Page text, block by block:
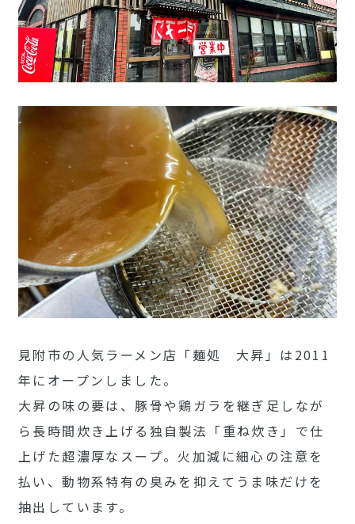
見附市の人気ラーメン店「麺処 大昇」は2011
年にオープンしました。
大昇の味の要は、豚骨や鶏ガラを継ぎ足しなが
ら長時間炊き上げる独自製法「重ね炊き」で仕
上げた超濃厚なスープ。火加減に細心の注意を
払い、動物系特有の臭みを抑えてうま味だけを
抽出しています。